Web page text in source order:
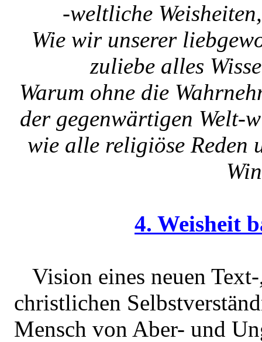
-weltliche
Wie wir unserer
zuliebe alles
Warum ohne die
der gegenwärtigen Welt-
wie alle religiöse Reden
4. Weisheit
Vision eines neuen
christlichen
Mensch von Aber- und